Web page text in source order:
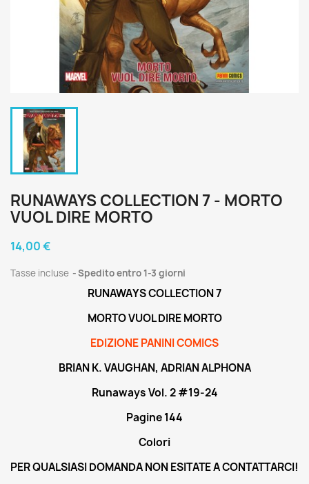
RUNAWAYS COLLECTION 7 - MORTO
VUOL DIRE MORTO
14,00 €
Tasse incluse Spedito entro 1-3 giorni
RUNAWAYS COLLECTION 7
MORTO VUOL DIRE MORTO
EDIZIONE PANINI COMICS
BRIAN K. VAUGHAN, ADRIAN ALPHONA
Runaways Vol. 2 #19-24
Pagine 144
Colori
PER QUALSIASI DOMANDA NON ESITATE A CONTATTARCI!